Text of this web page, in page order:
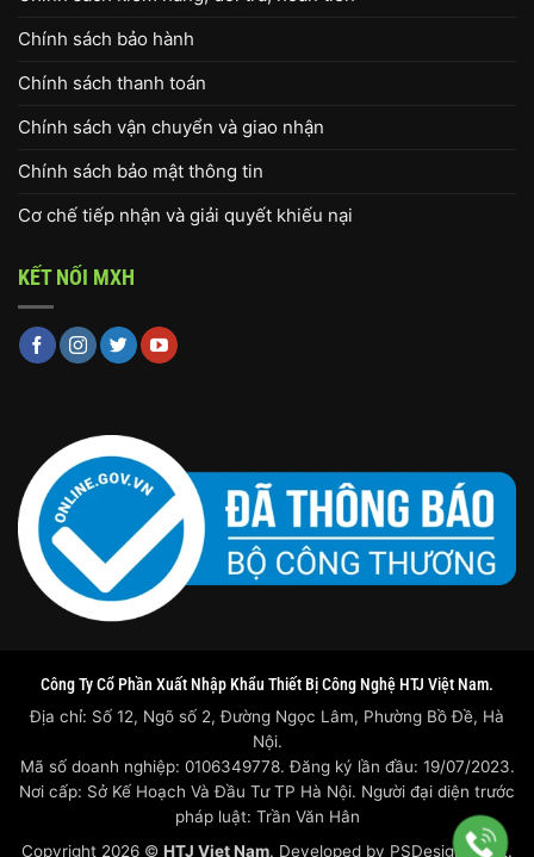
Chính sách bảo hành
Chính sách thanh toán
Chính sách vận chuyển và giao nhận
Chính sách bảo mật thông tin
Cơ chế tiếp nhận và giải quyết khiếu nại
KẾT NỐI MXH
Công Ty Cổ Phần Xuất Nhập Khẩu Thiết Bị Công Nghệ HTJ Việt Nam.
Địa chỉ: Số 12, Ngõ số 2, Đường Ngọc Lâm, Phường Bồ Đề, Hà
Nội.
Mã số doanh nghiệp: 0106349778. Đăng ký lần đầu: 19/07/2023.
Nơi cấp: Sở Kế Hoạch Và Đầu Tư TP Hà Nội. Người đại diện trước
pháp luật: Trần Văn Hân
Copyright 2026 © HTJ Viet Nam. Developed by PSDesigner.net.